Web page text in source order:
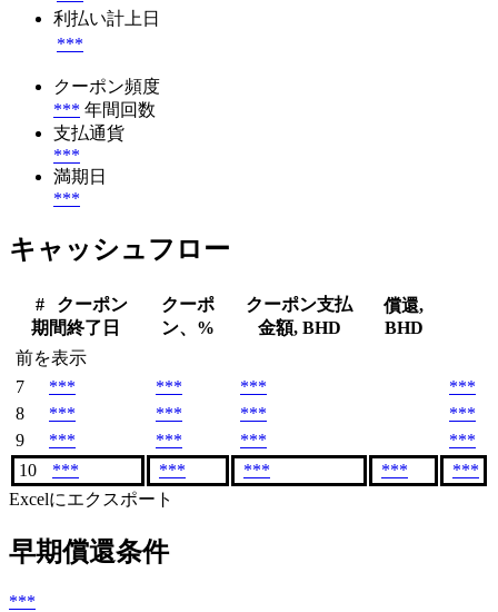
利払い計上日
***
クーポン頻度
*** 年間回数
支払通貨
***
満期日
***
キャッシュフロー
#
クーポン
期間終了日
クーポ
ン、%
クーポン支払
金額, BHD
償還,
BHD
前を表示
7
*** *** ***
***
8
*** *** ***
***
9
*** *** ***
***
10
*** *** *** ***
***
Excelにエクスポート
早期償還条件
***